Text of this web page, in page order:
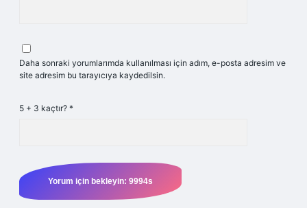
Daha sonraki yorumlarımda kullanılması için adım, e-posta adresim ve
site adresim bu tarayıcıya kaydedilsin.
5 + 3 kaçtır? *